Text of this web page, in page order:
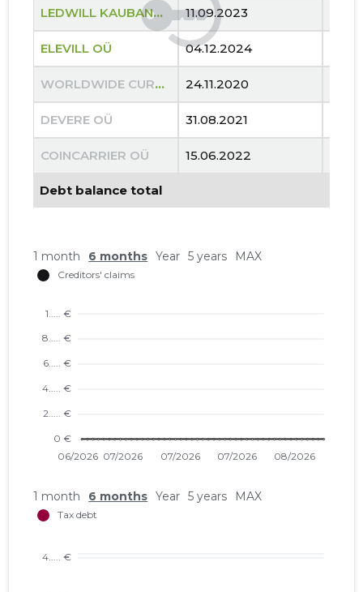
LEDWILL KAUBANDUS OÜ 11.09.2023
ELEVILL OÜ 04.12.2024
WORLDWIDE CURRENCYPLACE OÜ 24.11.2020
DEVERE OÜ 31.08.2021
COINCARRIER OÜ 15.06.2022
Debt balance total
1 month 6 months Year 5 years MAX
1 month 6 months Year 5 years MAX